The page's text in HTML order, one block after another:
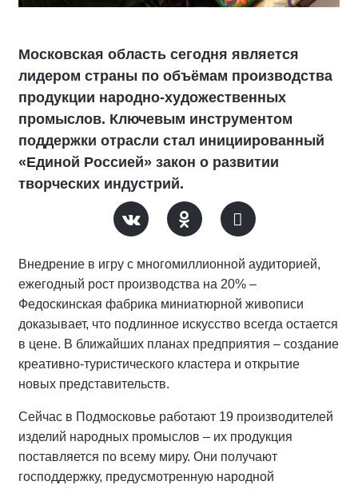
Московская область сегодня является
лидером страны по объёмам производства
продукции народно-художественных
промыслов. Ключевым инструментом
поддержки отрасли стал инициированный
«Единой Россией» закон о развитии
творческих индустрий.
Внедрение в игру с многомиллионной аудиторией,
ежегодный рост производства на 20% –
Федоскинская фабрика миниатюрной живописи
доказывает, что подлинное искусство всегда остается
в цене. В ближайших планах предприятия – создание
креативно-туристического кластера и открытие
новых представительств.
Сейчас в Подмосковье работают 19 производителей
изделий народных промыслов – их продукция
поставляется по всему миру. Они получают
господдержку, предусмотренную народной